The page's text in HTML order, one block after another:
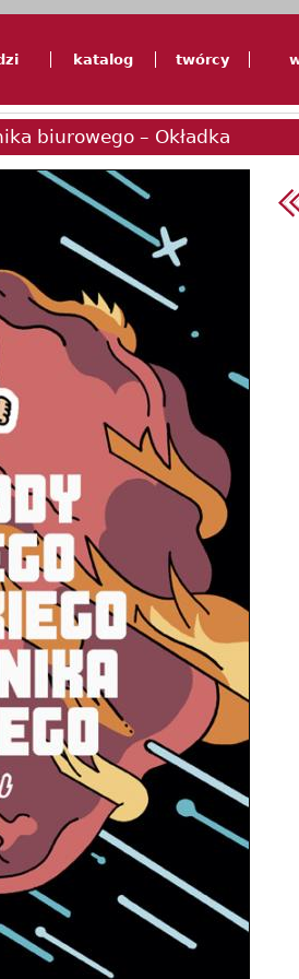
katalog twórcy
biurowego – Okładka